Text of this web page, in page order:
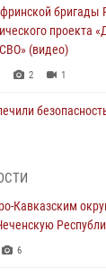
бригады
проекта
(видео)
2 1
ко Дню
Кавказским
6